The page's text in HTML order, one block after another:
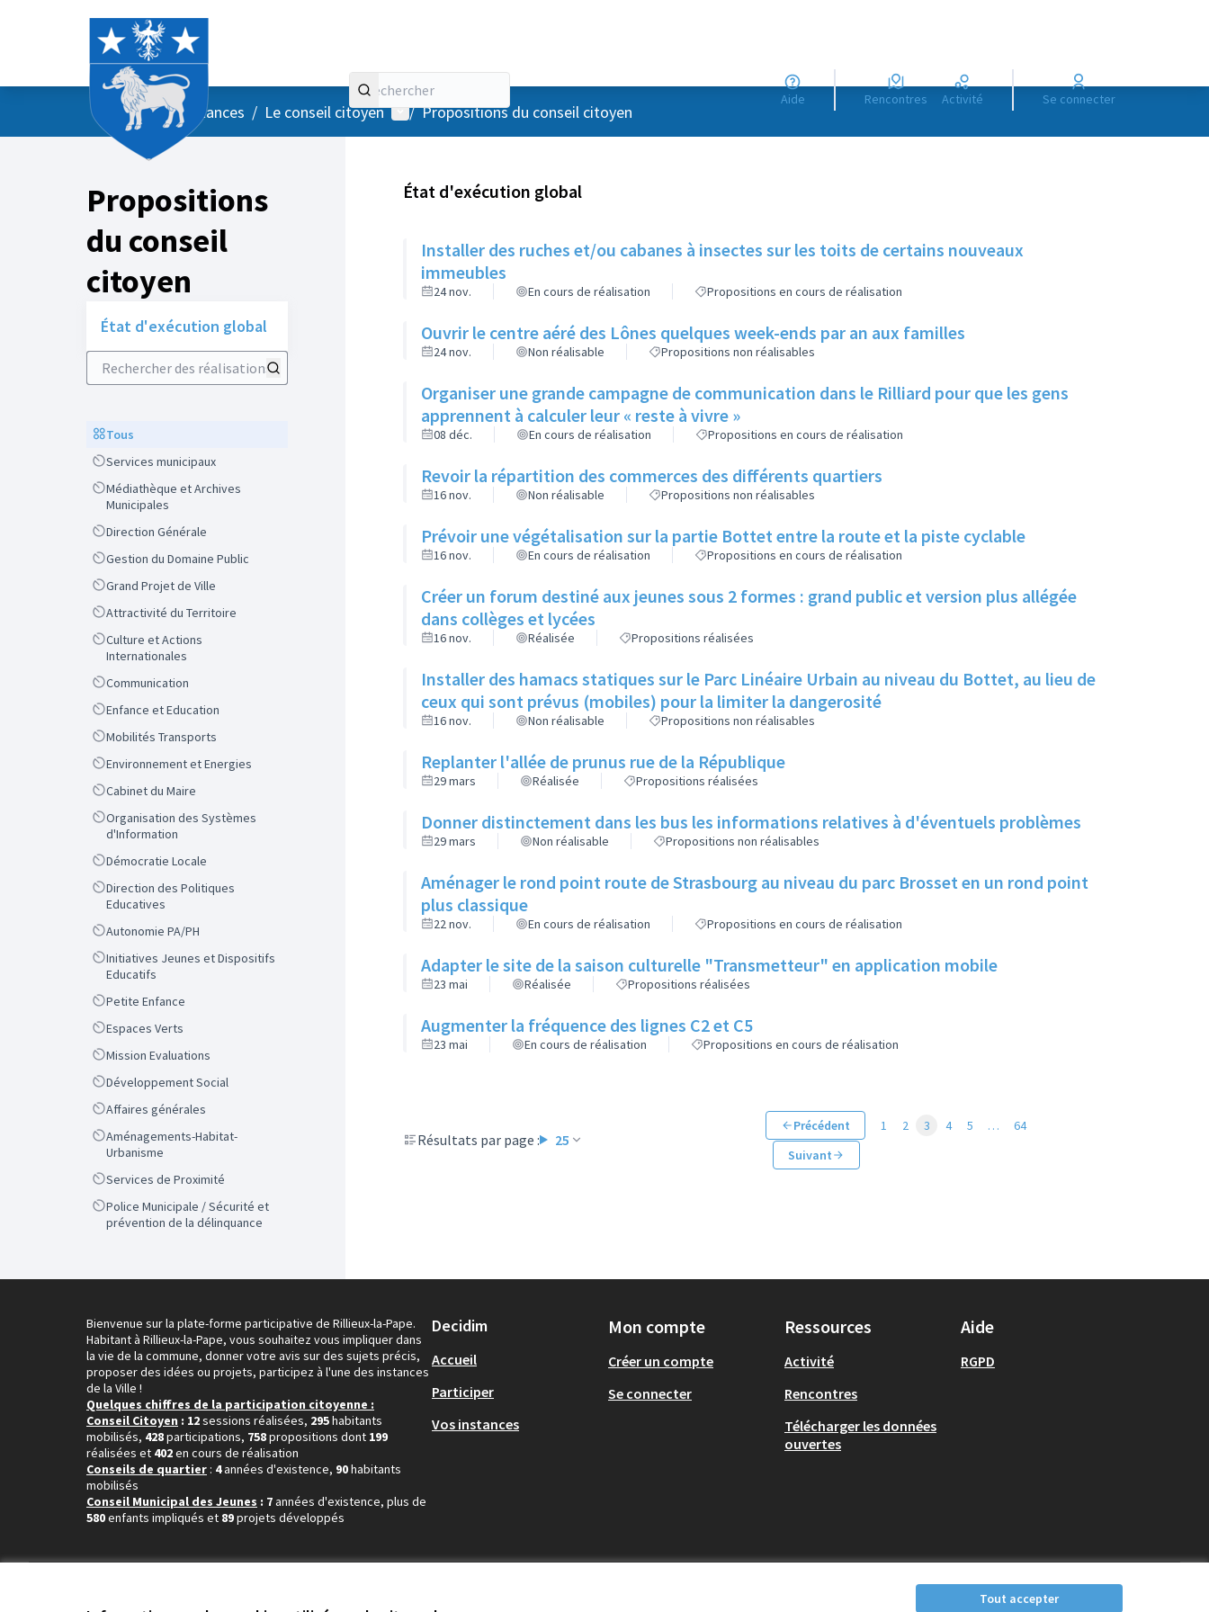
Tout accepter
Aide Rencontres Activité Se connecter
AccueilMenu principal
/ Vos instances / Le conseil citoyen Menu utilisateur
/ Propositions du conseil citoyen
Propositions
du conseil
citoyen
État d'exécution global
Rechercher des réalisations
ScopeTous
ScopeServices municipaux
Scope
Médiathèque et Archives
Municipales
ScopeDirection Générale
ScopeGestion du Domaine Public
ScopeGrand Projet de Ville
ScopeAttractivité du Territoire
Scope
Culture et Actions
Internationales
ScopeCommunication
ScopeEnfance et Education
ScopeMobilités Transports
ScopeEnvironnement et Energies
ScopeCabinet du Maire
Scope
Organisation des Systèmes
d'Information
ScopeDémocratie Locale
Scope
Direction des Politiques
Educatives
ScopeAutonomie PA/PH
Scope
Initiatives Jeunes et Dispositifs
Educatifs
ScopePetite Enfance
ScopeEspaces Verts
ScopeMission Evaluations
ScopeDéveloppement Social
ScopeAffaires générales
Scope
Aménagements-Habitat-
Urbanisme
ScopeServices de Proximité
Scope
Police Municipale / Sécurité et
prévention de la délinquance
État d'exécution global
Installer des ruches et/ou cabanes à insectes sur les toits de certains nouveaux
immeubles
24 nov. En cours de réalisation Propositions en cours de réalisation
Ouvrir le centre aéré des Lônes quelques week-ends par an aux familles
24 nov. Non réalisable Propositions non réalisables
Organiser une grande campagne de communication dans le Rilliard pour que les gens
apprennent à calculer leur « reste à vivre »
08 déc. En cours de réalisation Propositions en cours de réalisation
Revoir la répartition des commerces des différents quartiers
16 nov. Non réalisable Propositions non réalisables
Prévoir une végétalisation sur la partie Bottet entre la route et la piste cyclable
16 nov. En cours de réalisation Propositions en cours de réalisation
Créer un forum destiné aux jeunes sous 2 formes : grand public et version plus allégée
dans collèges et lycées
16 nov. Réalisée Propositions réalisées
Installer des hamacs statiques sur le Parc Linéaire Urbain au niveau du Bottet, au lieu de
ceux qui sont prévus (mobiles) pour la limiter la dangerosité
16 nov. Non réalisable Propositions non réalisables
Replanter l'allée de prunus rue de la République
29 mars Réalisée Propositions réalisées
Donner distinctement dans les bus les informations relatives à d'éventuels problèmes
29 mars Non réalisable Propositions non réalisables
Aménager le rond point route de Strasbourg au niveau du parc Brosset en un rond point
plus classique
22 nov. En cours de réalisation Propositions en cours de réalisation
Adapter le site de la saison culturelle "Transmetteur" en application mobile
23 mai Réalisée Propositions réalisées
Augmenter la fréquence des lignes C2 et C5
23 mai En cours de réalisation Propositions en cours de réalisation
Résultats par page : 25
Précédent 1 2 3 4 5 …
64
Suivant
Bienvenue sur la plate-forme participative de Rillieux-la-Pape.
Habitant à Rillieux-la-Pape, vous souhaitez vous impliquer dans
la vie de la commune, donner votre avis sur des sujets précis,
proposer des idées ou projets, participez à l'une des instances
de la Ville !
Quelques chiffres de la participation citoyenne :
Conseil Citoyen : 12sessions réalisées, 295habitants
mobilisés, 428participations, 758propositions dont 199
réalisées et 402en cours de réalisation
Conseils de quartier : 4années d'existence, 90habitants
mobilisés
Conseil Municipal des Jeunes : 7années d'existence, plus de
580enfants impliqués et 89projets développés
Decidim
Accueil
Participer
Vos instances
Mon compte
Créer un compte
Se connecter
Ressources
Activité
Rencontres
Télécharger les données
ouvertes
Aide
RGPD